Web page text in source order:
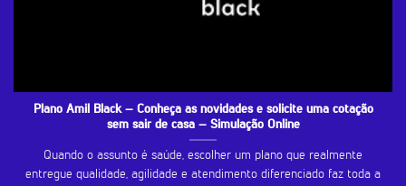
Plano Amil Black – Conheça as novidades e solicite uma cotação
sem sair de casa – Simulação Online
Quando o assunto é saúde, escolher um plano que realmente
entregue qualidade, agilidade e atendimento diferenciado faz toda a